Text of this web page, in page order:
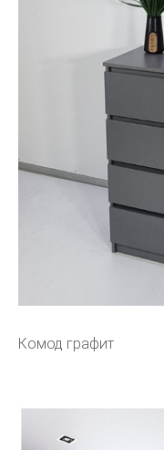
Комод графит